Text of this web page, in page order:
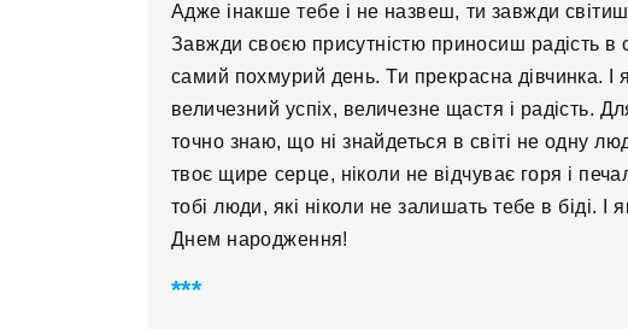
Адже інакше тебе і не назвеш, ти завжди
Завжди своєю присутністю приносиш радість в
самий похмурий день. Ти прекрасна дівчинка.
величезний успіх, величезне щастя і радість.
точно знаю, що ні знайдеться в світі не одну
твоє щире серце, ніколи не відчуває горя і
тобі люди, які ніколи не залишать тебе в біді. І
Днем народження!